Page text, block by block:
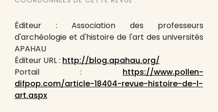
Éditeur : Association des professeurs
d'archéologie et d'histoire de l'art des universités
APAHAU
Éditeur URL : http://blog.apahau.org/
Portail : https://www.pollen-
difpop.com/article-18404-revue-histoire-de-l-
art.aspx